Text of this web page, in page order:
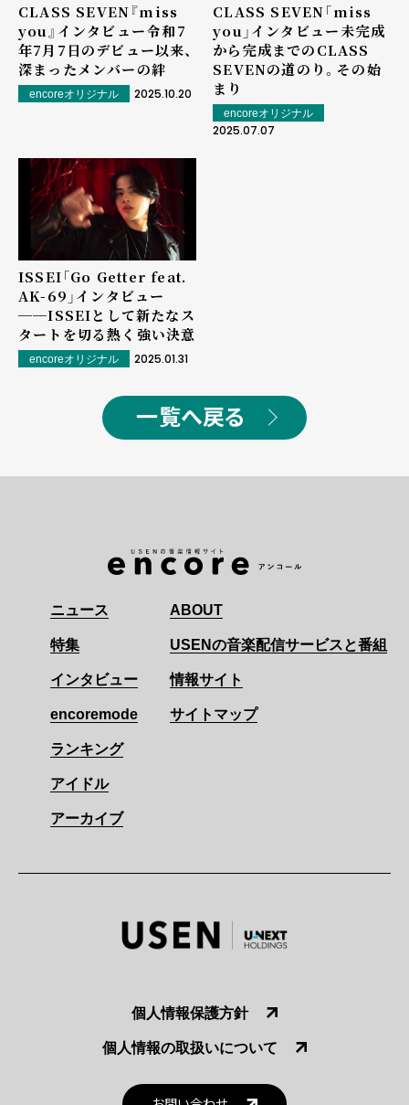
CLASS SEVEN『miss
you』インタビュー――令和7
年7月7日のデビュー以来、
深まったメンバーの絆
encoreオリジナル 2025.10.20
CLASS SEVEN「miss
you」インタビュー――未完成
から完成までのCLASS
SEVENの道のり。その始
まり
encoreオリジナル
2025.07.07
ISSEI「Go Getter feat.
AK-69」インタビュー
──ISSEIとして新たなス
タートを切る熱く強い決意
encoreオリジナル 2025.01.31
一覧へ戻る
ニュース
特集
インタビュー
encoremode
ランキング
アイドル
アーカイブ
ABOUT
USENの音楽配信サービスと番組
情報サイト
サイトマップ
個人情報保護方針
個人情報の取扱いについて